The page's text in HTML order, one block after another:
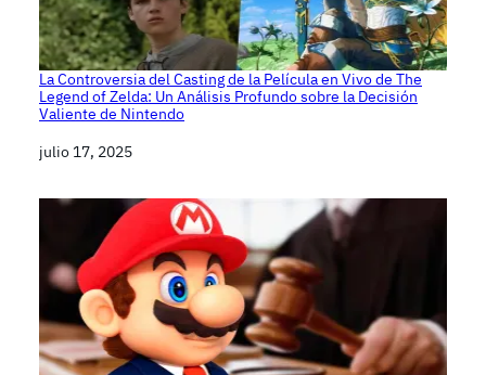
La Controversia del Casting de la Película en Vivo de The
Legend of Zelda: Un Análisis Profundo sobre la Decisión
Valiente de Nintendo
Fecha
julio 17, 2025